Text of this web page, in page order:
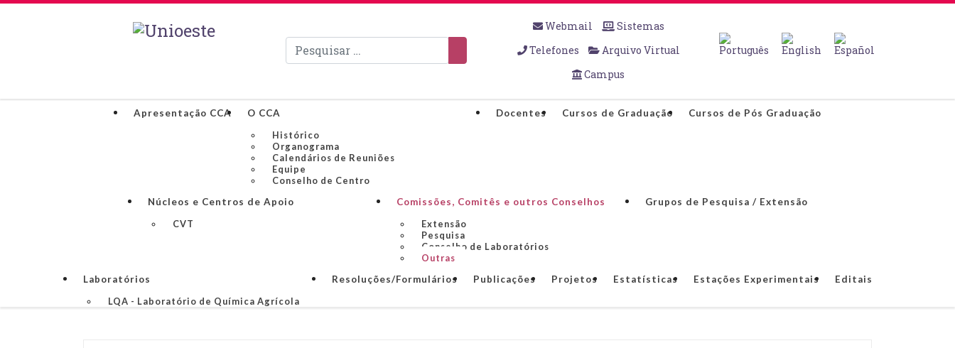
Pesquisar
Webmail
Sistemas
Telefones
Arquivo Virtual
Campus
Apresentação CCA
O CCA
Histórico
Organograma
Calendários de Reuniões
Equipe
Conselho de Centro
Docentes Cursos de Graduação Cursos de Pós Graduação
Núcleos e Centros de Apoio
CVT
Comissões, Comitês e outros Conselhos
Extensão
Pesquisa
Conselho de Laboratórios
Outras
Grupos de Pesquisa / Extensão
Laboratórios
LQA - Laboratório de Química Agrícola
Resoluções/Formulários Publicações Projetos Estatísticas Estações Experimentais Editais